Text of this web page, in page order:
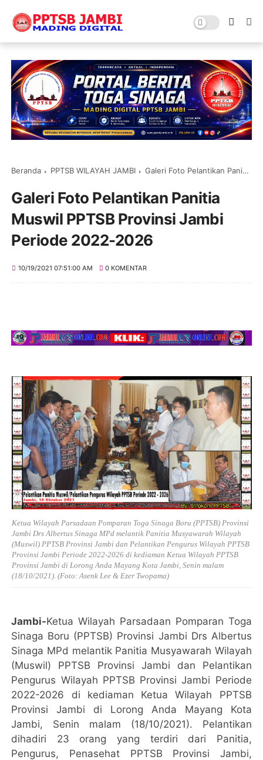
Beranda PPTSB WILAYAH JAMBI Galeri Foto Pelantikan Panitia Muswil PPTSB Provinsi Jambi Periode 2022-2026
Galeri Foto Pelantikan Panitia
Muswil PPTSB Provinsi Jambi
Periode 2022-2026
10/19/2021 07:51:00 AM 0 KOMENTAR
Ketua Wilayah Parsadaan Pomparan Toga Sinaga Boru (PPTSB) Provinsi
Jambi Drs Albertus Sinaga MPd melantik Panitia Musyawarah Wilayah
(Muswil) PPTSB Provinsi Jambi dan Pelantikan Pengurus Wilayah PPTSB
Provinsi Jambi Periode 2022-2026 di kediaman Ketua Wilayah PPTSB
Provinsi Jambi di Lorong Anda Mayang Kota Jambi, Senin malam
(18/10/2021). (Foto: Asenk Lee & Ezer Twopama)
Jambi-Ketua Wilayah Parsadaan Pomparan Toga
Sinaga Boru (PPTSB) Provinsi Jambi Drs Albertus
Sinaga MPd melantik Panitia Musyawarah Wilayah
(Muswil) PPTSB Provinsi Jambi dan Pelantikan
Pengurus Wilayah PPTSB Provinsi Jambi Periode
2022-2026 di kediaman Ketua Wilayah PPTSB
Provinsi Jambi di Lorong Anda Mayang Kota
Jambi, Senin malam (18/10/2021). Pelantikan
dihadiri 23 orang yang terdiri dari Panitia,
Pengurus, Penasehat PPTSB Provinsi Jambi,